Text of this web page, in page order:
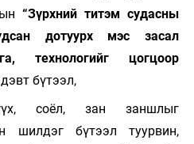
“Зүрхний титэм судасны
дотуурх мэс засал
технологийг цогцоор
бүтээл,
соёл, зан заншлыг
шилдэг бүтээл туурвин,